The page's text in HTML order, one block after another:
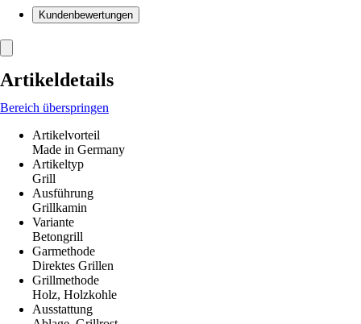
Kundenbewertungen
Artikeldetails
Bereich überspringen
Artikelvorteil
Made in Germany
Artikeltyp
Grill
Ausführung
Grillkamin
Variante
Betongrill
Garmethode
Direktes Grillen
Grillmethode
Holz, Holzkohle
Ausstattung